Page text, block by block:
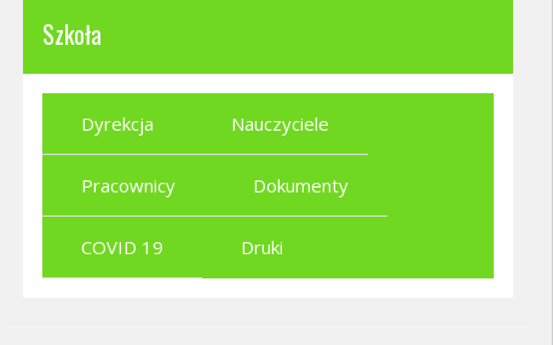
Szkoła
Dyrekcja Nauczyciele
Pracownicy Dokumenty
COVID 19 Druki